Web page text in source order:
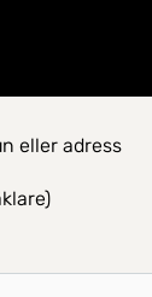
eller adress